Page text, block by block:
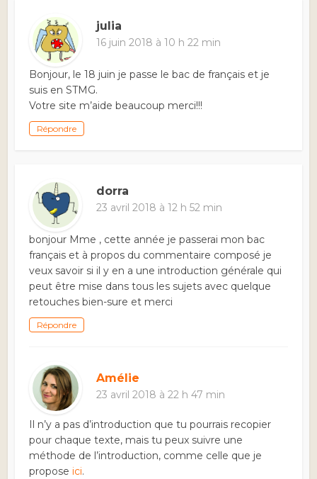
julia
16 juin 2018 à 10 h 22 min
Bonjour, le 18 juin je passe le bac de français et je
suis en STMG.
Votre site m’aide beaucoup merci!!!
Répondre
dorra
23 avril 2018 à 12 h 52 min
bonjour Mme , cette année je passerai mon bac
français et à propos du commentaire composé je
veux savoir si il y en a une introduction générale qui
peut être mise dans tous les sujets avec quelque
retouches bien-sure et merci
Répondre
Amélie
23 avril 2018 à 22 h 47 min
Il n’y a pas d’introduction que tu pourrais recopier
pour chaque texte, mais tu peux suivre une
méthode de l’introduction, comme celle que je
proposeici.